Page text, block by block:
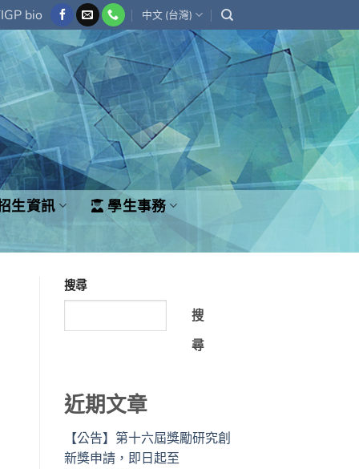
bio 中文 (台灣)
生資訊
學生事務
搜尋
搜
尋
近期文章
【公告】第十六屆獎勵研究創
新獎申請，即日起至